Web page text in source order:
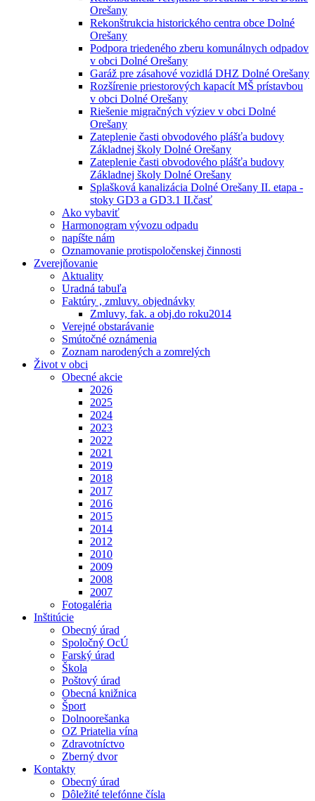
Orešany
Rekonštrukcia historického centra obce Dolné
Orešany
Podpora triedeného zberu komunálnych odpadov
v obci Dolné Orešany
Garáž pre zásahové vozidlá DHZ Dolné Orešany
Rozšírenie priestorových kapacít MŠ prístavbou
v obci Dolné Orešany
Riešenie migračných výziev v obci Dolné
Orešany
Zateplenie časti obvodového plášťa budovy
Základnej školy Dolné Orešany
Zateplenie časti obvodového plášťa budovy
Základnej školy Dolné Orešany
Splašková kanalizácia Dolné Orešany II. etapa -
stoky GD3 a GD3.1 II.časť
Ako vybaviť
Harmonogram vývozu odpadu
napíšte nám
Oznamovanie protispoločenskej činnosti
Zverejňovanie
Aktuality
Uradná tabuľa
Faktúry , zmluvy. objednávky
Zmluvy, fak. a obj.do roku2014
Verejné obstarávanie
Smútočné oznámenia
Zoznam narodených a zomrelých
Život v obci
Obecné akcie
2026
2025
2024
2023
2022
2021
2019
2018
2017
2016
2015
2014
2012
2010
2009
2008
2007
Fotogaléria
Inštitúcie
Obecný úrad
Spoločný OcÚ
Farský úrad
Škola
Poštový úrad
Obecná knižnica
Šport
Dolnoorešanka
OZ Priatelia vína
Zdravotníctvo
Zberný dvor
Kontakty
Obecný úrad
Dôležité telefónne čísla